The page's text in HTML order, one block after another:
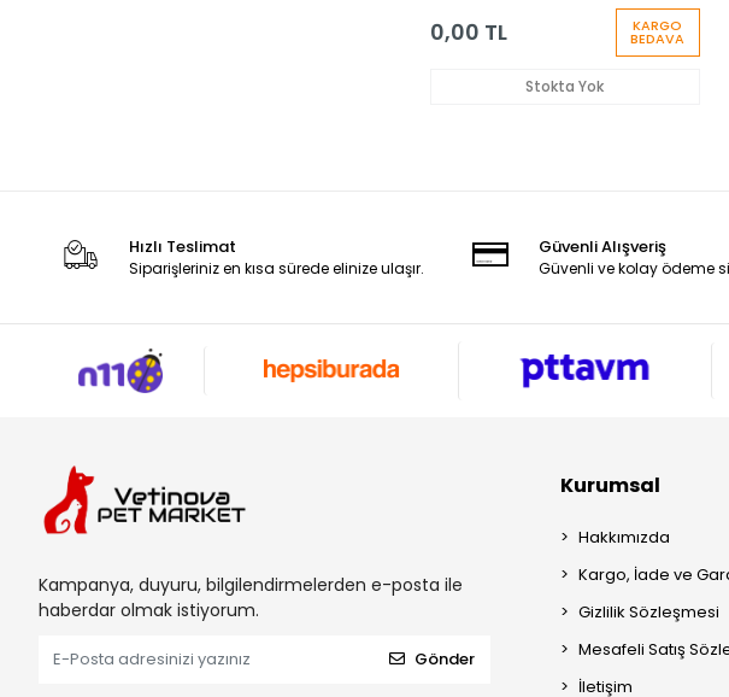
0,00 TL KARGO
BEDAVA
Stokta Yok
Hızlı Teslimat
Siparişleriniz en kısa sürede elinize ulaşır.
Güvenli Alışveriş
Güvenli ve kolay ödeme
Kampanya, duyuru, bilgilendirmelerden e-posta ile
haberdar olmak istiyorum.
Gönder
Kurumsal
Hakkımızda
Kargo, İade ve
Gizlilik Sözleşmesi
Mesafeli Satış
İletişim